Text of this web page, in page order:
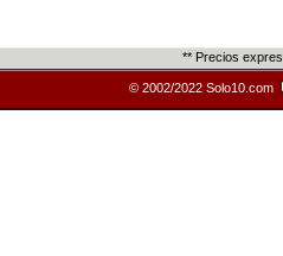
** Precios
© 2002/2022 Solo10.com